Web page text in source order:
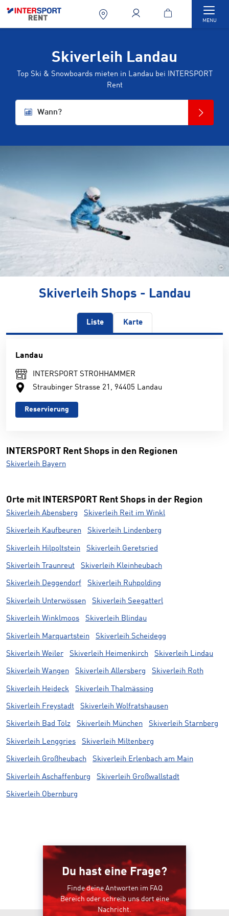
MENU
Skiverleih Landau
Top Ski & Snowboards mieten in Landau bei INTERSPORT
Rent
Wann?
©
Skiverleih Shops - Landau
Liste Karte
Landau
INTERSPORT STROHHAMMER
Straubinger Strasse 21, 94405 Landau
Reservierung
INTERSPORT Rent Shops in den Regionen
Skiverleih Bayern
Orte mit INTERSPORT Rent Shops in der Region
Skiverleih Abensberg Skiverleih Reit im Winkl
Skiverleih Kaufbeuren Skiverleih Lindenberg
Skiverleih Hilpoltstein Skiverleih Geretsried
Skiverleih Traunreut Skiverleih Kleinheubach
Skiverleih Deggendorf Skiverleih Ruhpolding
Skiverleih Unterwössen Skiverleih Seegatterl
Skiverleih Winklmoos Skiverleih Blindau
Skiverleih Marquartstein Skiverleih Scheidegg
Skiverleih Weiler Skiverleih Heimenkirch Skiverleih Lindau
Skiverleih Wangen Skiverleih Allersberg Skiverleih Roth
Skiverleih Heideck Skiverleih Thalmässing
Skiverleih Freystadt Skiverleih Wolfratshausen
Skiverleih Bad Tölz Skiverleih München Skiverleih Starnberg
Skiverleih Lenggries Skiverleih Miltenberg
Skiverleih Großheubach Skiverleih Erlenbach am Main
Skiverleih Aschaffenburg Skiverleih Großwallstadt
Skiverleih Obernburg
Du hast eine Frage?
Finde deine Antworten im FAQ
Bereich oder schreib uns dort eine
Nachricht.